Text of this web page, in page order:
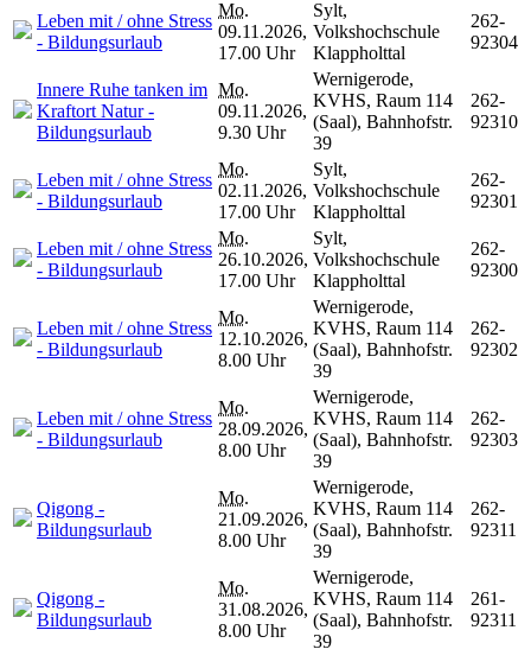
Leben mit / ohne Stress
- Bildungsurlaub
Mo.
09.11.2026,
17.00 Uhr
Sylt,
Volkshochschule
Klappholttal
262-
92304
Innere Ruhe tanken im
Kraftort Natur -
Bildungsurlaub
Mo.
09.11.2026,
9.30 Uhr
Wernigerode,
KVHS, Raum 114
(Saal), Bahnhofstr.
39
262-
92310
Leben mit / ohne Stress
- Bildungsurlaub
Mo.
02.11.2026,
17.00 Uhr
Sylt,
Volkshochschule
Klappholttal
262-
92301
Leben mit / ohne Stress
- Bildungsurlaub
Mo.
26.10.2026,
17.00 Uhr
Sylt,
Volkshochschule
Klappholttal
262-
92300
Leben mit / ohne Stress
- Bildungsurlaub
Mo.
12.10.2026,
8.00 Uhr
Wernigerode,
KVHS, Raum 114
(Saal), Bahnhofstr.
39
262-
92302
Leben mit / ohne Stress
- Bildungsurlaub
Mo.
28.09.2026,
8.00 Uhr
Wernigerode,
KVHS, Raum 114
(Saal), Bahnhofstr.
39
262-
92303
Qigong -
Bildungsurlaub
Mo.
21.09.2026,
8.00 Uhr
Wernigerode,
KVHS, Raum 114
(Saal), Bahnhofstr.
39
262-
92311
Qigong -
Bildungsurlaub
Mo.
31.08.2026,
8.00 Uhr
Wernigerode,
KVHS, Raum 114
(Saal), Bahnhofstr.
39
261-
92311